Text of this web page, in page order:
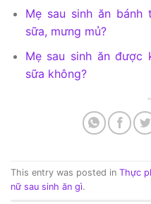
Mẹ sau sinh ăn
sữa, mưng mủ?
Mẹ sau sinh ăn được
sữa không?
This entry was posted in Thực
nữ sau sinh ăn gì.